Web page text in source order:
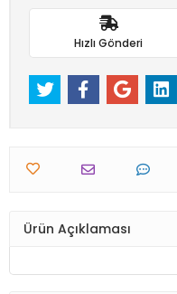
Hızlı Gönderi
Ürün Açıklaması